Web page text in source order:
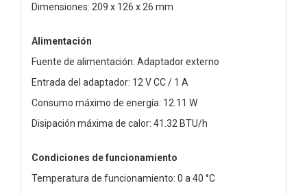
Dimensiones: 209 x 126 x 26 mm
Alimentación
Fuente de alimentación: Adaptador externo
Entrada del adaptador: 12 V CC / 1 A
Consumo máximo de energía: 12.11 W
Disipación máxima de calor: 41.32 BTU/h
Condiciones de funcionamiento
Temperatura de funcionamiento: 0 a 40 °C